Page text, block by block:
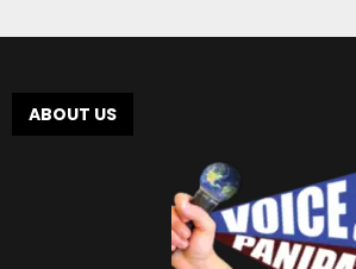
ABOUT US